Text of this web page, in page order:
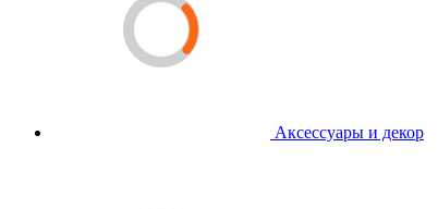
Аксессуары и декор